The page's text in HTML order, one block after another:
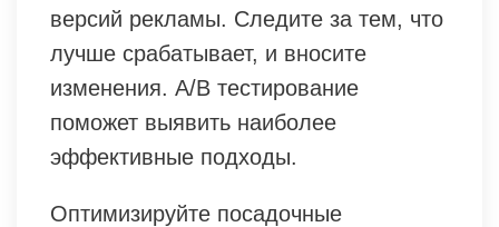
версий рекламы. Следите за тем, что
лучше срабатывает, и вносите
изменения. A/B тестирование
поможет выявить наиболее
эффективные подходы.
Оптимизируйте посадочные